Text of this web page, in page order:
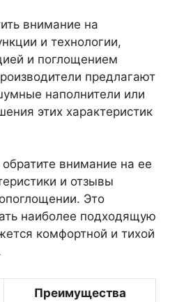
внимание на
и технологии,
и поглощением
предлагают
наполнители или
этих характеристик
внимание на ее
и отзывы
Это
наиболее подходящую
комфортной и тихой
Преимущества